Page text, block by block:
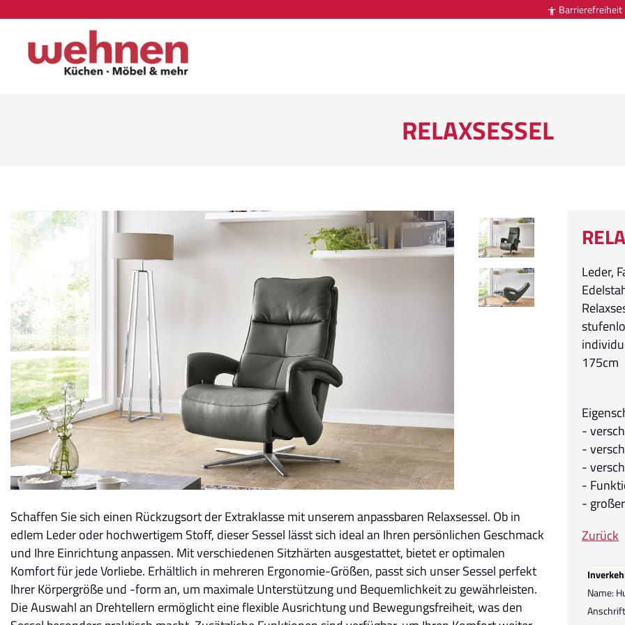
 Barrierefreiheit
RELAXSESSEL
Schaffen Sie sich einen Rückzugsort der Extraklasse mit unserem anpassbaren Relaxsessel. Ob in
edlem Leder oder hochwertigem Stoff, dieser Sessel lässt sich ideal an Ihren persönlichen Geschmack
und Ihre Einrichtung anpassen. Mit verschiedenen Sitzhärten ausgestattet, bietet er optimalen
Komfort für jede Vorliebe. Erhältlich in mehreren Ergonomie-Größen, passt sich unser Sessel perfekt
Ihrer Körpergröße und -form an, um maximale Unterstützung und Bequemlichkeit zu gewährleisten.
Die Auswahl an Drehtellern ermöglicht eine flexible Ausrichtung und Bewegungsfreiheit, was den
Leder,
175cm
-
-
-
-
-
Zurück
Name: